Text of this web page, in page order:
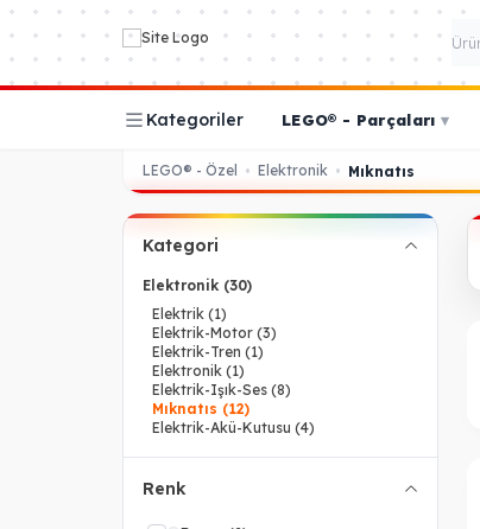
Kategoriler LEGO® - Parçaları ▾
LEGO® - Özel • Elektronik • Mıknatıs
Kategori
Elektronik (30)
Elektrik (1)
Elektrik-Motor (3)
Elektrik-Tren (1)
Elektronik (1)
Elektrik-Işık-Ses (8)
Mıknatıs (12)
Elektrik-Akü-Kutusu (4)
Renk